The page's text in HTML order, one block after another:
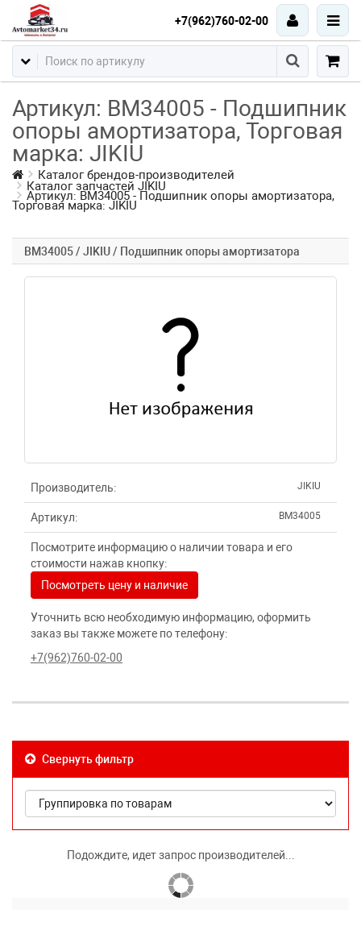
+7(962)760-02-00
Артикул: BM34005 - Подшипник
опоры амортизатора, Торговая
марка: JIKIU
Каталог брендов-производителей
Каталог запчастей JIKIU
Артикул: BM34005 - Подшипник опоры амортизатора,
Торговая марка: JIKIU
BM34005 / JIKIU / Подшипник опоры амортизатора
Производитель: JIKIU
Артикул: BM34005
Посмотрите информацию о наличии товара и его
стоимости нажав кнопку:
Посмотреть цену и наличие
Уточнить всю необходимую информацию, оформить
заказ вы также можете по телефону:
+7(962)760-02-00
Свернуть фильтр
Подождите, идет запрос производителей...